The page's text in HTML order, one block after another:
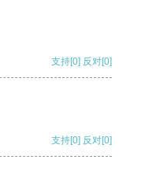
支持[0] 反对[0]
支持[0] 反对[0]